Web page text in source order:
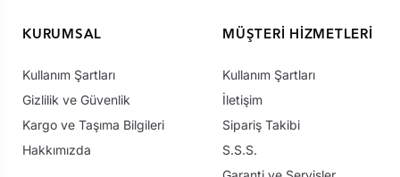
KURUMSAL
Kullanım Şartları
Gizlilik ve Güvenlik
Kargo ve Taşıma Bilgileri
Hakkımızda
MÜŞTERI HIZMETLERI
Kullanım Şartları
İletişim
Sipariş Takibi
S.S.S.